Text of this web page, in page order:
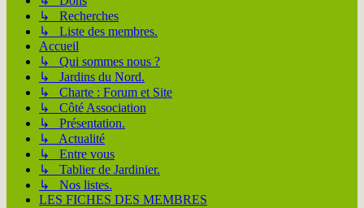
↳ Recherches
↳ Liste des membres.
Accueil
↳ Qui sommes nous ?
↳ Jardins du Nord.
↳ Charte : Forum et Site
↳ Côté Association
↳ Présentation.
↳ Actualité
↳ Entre vous
↳ Tablier de Jardinier.
↳ Nos listes.
LES FICHES DES MEMBRES